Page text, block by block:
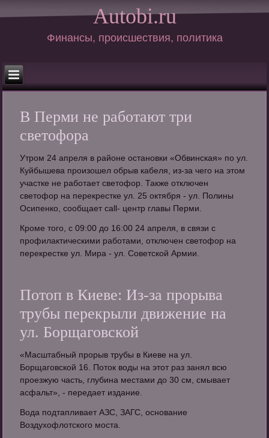
Autobi.ru
Финансы, происшествия, политика
В Перми не работают три
светофора
Утром 24 апреля в районе остановки «Обвинская» по ул.
Куйбышева произошел обрыв кабеля, из-за чего на этом
участке не работает светофор. Также отключен
светофор на перекрестке ул. 25 октября - ул. Полины
Осипенко, сообщает call- центр главы Перми.
Кроме того, с 09:00 до 16:00 24 апреля, в связи с
профилактическими работами, отключен светофор на
перекрестке ул. Мира - ул. Советской Армии.
Потоп в Киеве: Из-за прорыва
трубы перекрыли движение на
ул. Борщаговской
«Масштабный прорыв трубы в Киеве на ул.
Борщаговской 16. Поток воды на этот раз занял всю
проезжую часть, глубина местами до 30 см, смывает
асфальт», - передает издание.
Вода подтапливает АЗС, ЗАГС, основание
Воздухофлотского моста.